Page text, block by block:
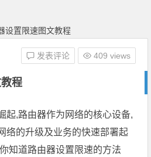
设置限速图文教程
程
发表评论 409 views
起,路由器作为网络的核心设备,
络的升级及业务的快速部署起
知道路由器设置限速的方法